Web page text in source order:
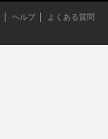
ヘルプ
よくある質問